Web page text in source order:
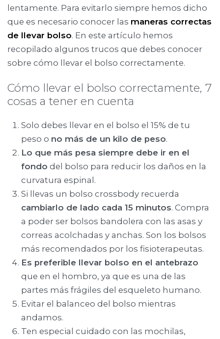
lentamente. Para evitarlo siempre hemos dicho
que es necesario conocer las maneras correctas
de llevar bolso. En este artículo hemos
recopilado algunos trucos que debes conocer
sobre cómo llevar el bolso correctamente.
Cómo llevar el bolso correctamente, 7
cosas a tener en cuenta
Solo debes llevar en el bolso el 15% de tu
peso o no más de un kilo de peso.
Lo que más pesa siempre debe ir en el
fondo del bolso para reducir los daños en la
curvatura espinal.
Si llevas un bolso crossbody recuerda
cambiarlo de lado cada 15 minutos. Compra
a poder ser bolsos bandolera con las asas y
correas acolchadas y anchas. Son los bolsos
más recomendados por los fisioterapeutas.
Es preferible llevar bolso en el antebrazo
que en el hombro, ya que es una de las
partes más frágiles del esqueleto humano.
Evitar el balanceo del bolso mientras
andamos.
Ten especial cuidado con las mochilas,